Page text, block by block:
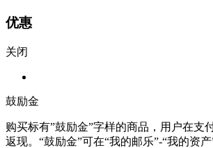
优惠
关闭
鼓励金
购买标有”鼓励金”字样的商品，用户在支
返现。“鼓励金”可在“我的邮乐”-“我的资